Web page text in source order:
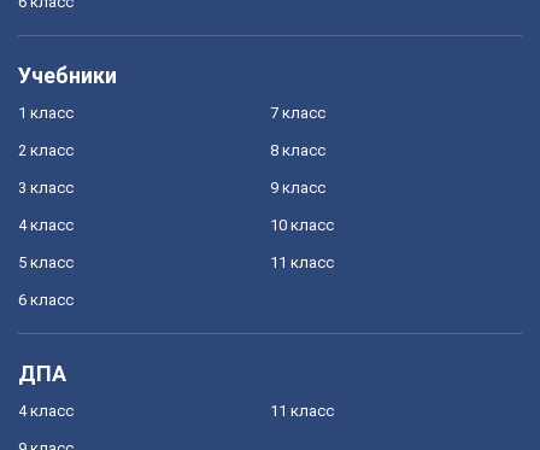
Учебники
1 класс
2 класс
3 класс
4 класс
5 класс
6 класс
7 класс
8 класс
9 класс
10 класс
11 класс
ДПА
4 класс 11 класс